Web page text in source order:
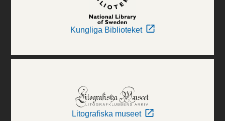
Kungliga Biblioteket
Litografiska museet